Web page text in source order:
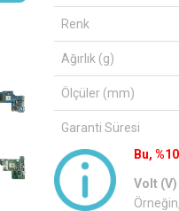
Renk
Ağırlık (g)
Ölçüler (mm)
Garanti Süresi
Bu,
Volt (V)